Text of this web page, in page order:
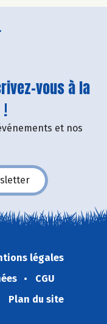
vous à la
et nos
légales
CGU
Plan du site